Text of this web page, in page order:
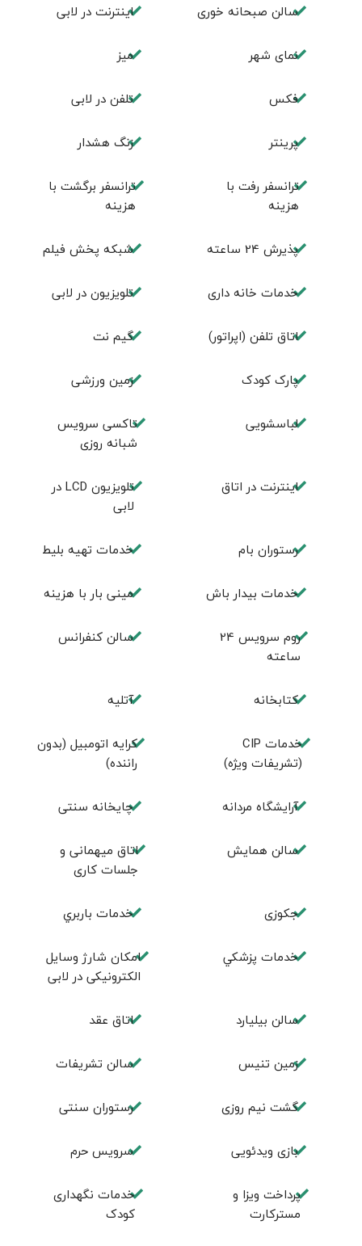
سالن صبحانه خوری اينترنت در لابی
نمای شهر ميز
فكس تلفن در لابی
پرینتر زنگ هشدار
ترانسفر رفت با
هزینه
ترانسفر برگشت با
هزینه
پذیرش 24 ساعته شبکه پخش فیلم
خدمات خانه داری تلویزیون در لابی
اتاق تلفن (اپراتور) گیم نت
پارک کودک زمین ورزشی
لباسشویی
تاکسی سرویس
شبانه روزی
اينترنت در اتاق
تلويزيون LCD در
لابی
رستوران بام خدمات تهيه بليط
خدمات بیدار باش مینی بار با هزینه
روم سرويس 24
ساعته
سالن كنفرانس
كتابخانه آتلیه
خدمات CIP
(تشریفات ویژه)
کرایه اتومبیل (بدون
راننده)
آرايشگاه مردانه چايخانه سنتی
سالن همايش
اتاق ميهمانی و
جلسات كاری
جكوزی خدمات باربري
خدمات پزشكي
امكان شارژ وسايل
الكترونيكی در لابی
سالن بيليارد اتاق عقد
زمين تنيس سالن تشريفات
گشت نیم روزی رستوران سنتی
بازی ویدئویی سرویس حرم
پرداخت ویزا و
مسترکارت
خدمات نگهداری
کودک